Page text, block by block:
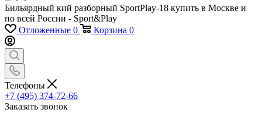
Бильярдный кий разборный SportPlay-18 купить в Москве и
по всей России - Sport&Play
Отложенные 0 Корзина 0
Телефоны
+7 (495) 374-72-66
Заказать звонок